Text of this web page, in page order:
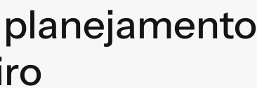
planejamento